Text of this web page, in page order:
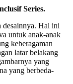
Series.
Hal ini
untuk anak-anak
keberagaman
latar belakang
yang
yang berbeda-